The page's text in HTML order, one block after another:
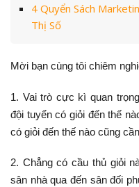
4 Quyển Sách
Thị Số
Mời bạn cùng tôi chiêm
1. Vai trò cực kì quan
đội tuyển có giỏi đến thế
có giỏi đến thế nào cũng
2. Chẳng có cầu thủ giỏi
sân nhà qua đến sân đối